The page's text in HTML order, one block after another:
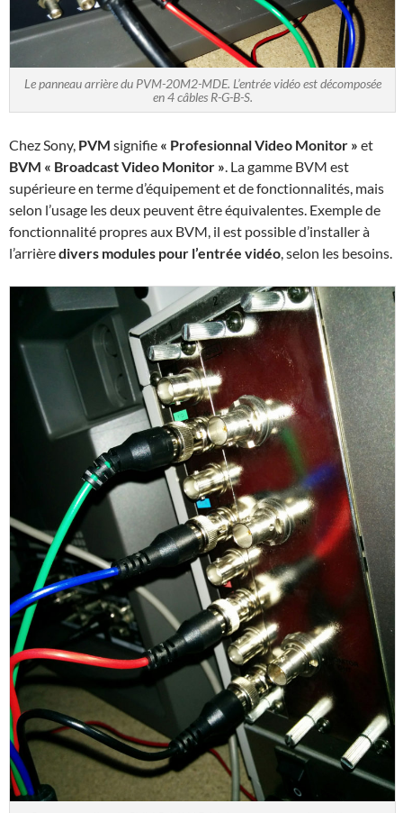
Le panneau arrière du PVM-20M2-MDE. L’entrée vidéo est décomposée
en 4 câbles R-G-B-S.
Chez Sony, PVM signifie « Profesionnal Video Monitor » et
BVM « Broadcast Video Monitor ». La gamme BVM est
supérieure en terme d’équipement et de fonctionnalités, mais
selon l’usage les deux peuvent être équivalentes. Exemple de
fonctionnalité propres aux BVM, il est possible d’installer à
l’arrièredivers modules pour l’entrée vidéo, selon les besoins.